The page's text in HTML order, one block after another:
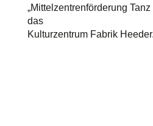
„Mittelzentrenförderung
das
Kulturzentrum Fabrik Heeder.